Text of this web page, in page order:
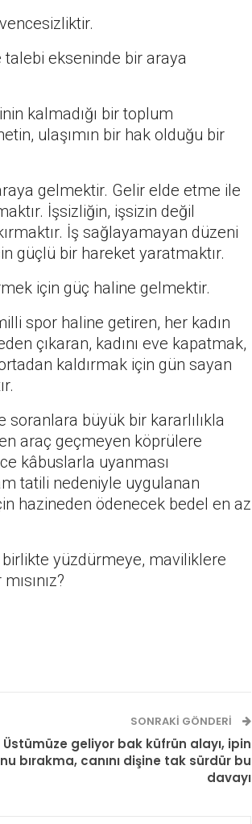
talebi ekseninde bir araya
kalmadığı bir toplum
ulaşımın bir hak olduğu bir
gelmektir. Gelir elde etme ile
İşsizliğin, işsizin değil
İş sağlayamayan düzeni
güçlü bir hareket yaratmaktır.
için güç haline gelmektir.
spor haline getiren, her kadın
çıkaran, kadını eve kapatmak,
kaldırmak için gün sayan
soranlara büyük bir kararlılıkla
araç geçmeyen köprülere
kâbuslarla uyanması
tatili nedeniyle uygulanan
hazineden ödenecek bedel en az
yüzdürmeye, maviliklere
SONRAKI GÖNDERI
Üstümüze geliyor bak küfrün alayı, ipin
bırakma, canını dişine tak sürdür bu
davayı